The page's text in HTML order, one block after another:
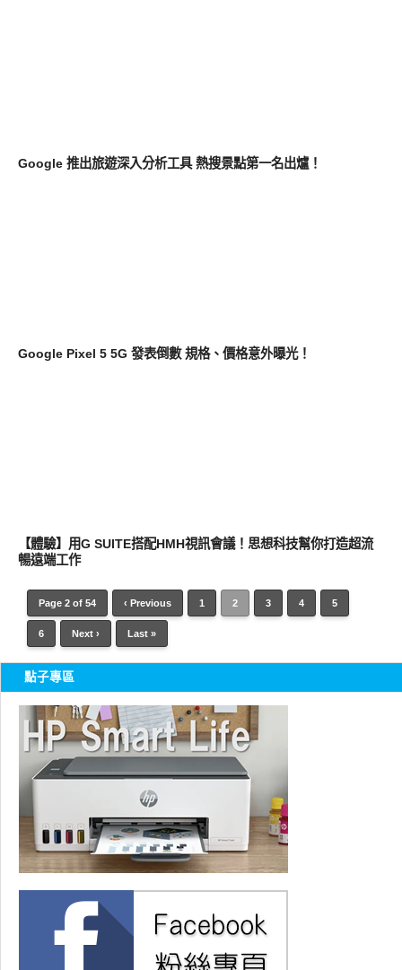
Google 推出旅遊深入分析工具 熱搜景點第一名出爐！
Google Pixel 5 5G 發表倒數 規格、價格意外曝光！
【體驗】用G SUITE搭配HMH視訊會議！思想科技幫你打造超流
暢遠端工作
Page 2 of 54 ‹ Previous 1 2 3 4 5
6 Next › Last »
點子專區